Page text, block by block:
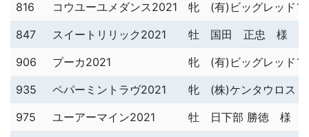
816
コウユーユメダンス2021 牝
(有)ビッグレッド
847
スイートリリック2021 牡
国田 正忠 様
906
プーカ2021 牝
(有)ビッグレッド
935
ペパーミントラヴ2021 牝
(株)ケンタウロス
975
ユーアーマイン2021 牡
日下部 勝徳 様